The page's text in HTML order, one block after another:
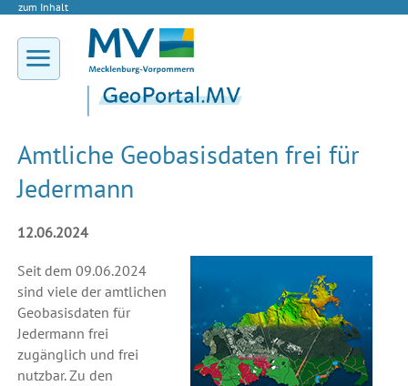
zum Inhalt
Amtliche Geobasisdaten frei für
Jedermann
12.06.2024
Seit dem 09.06.2024
sind viele der amtlichen
Geobasisdaten für
Jedermann frei
zugänglich und frei
nutzbar. Zu den